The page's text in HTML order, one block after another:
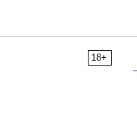
18+